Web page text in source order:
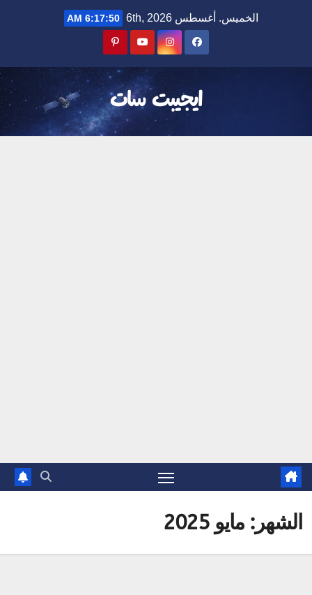
الخميس. أغسطس 6th, 2026 6:17:51 AM
ايجيبت سات
الشهر:مايو 2025